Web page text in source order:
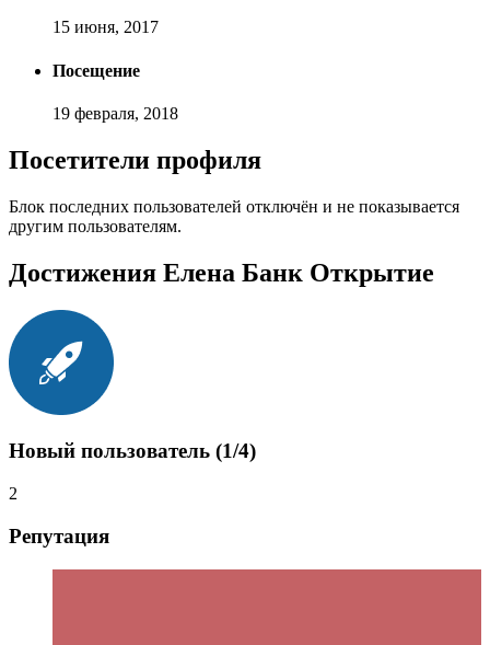
15 июня, 2017
Посещение
19 февраля, 2018
Посетители профиля
Блок последних пользователей отключён и не показывается
другим пользователям.
Достижения Елена Банк Открытие
Новый пользователь (1/4)
2
Репутация